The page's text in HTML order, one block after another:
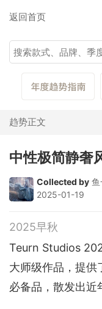
返回首页
趋势正文
中性极简静奢
Collected by 鱼
2025-01-19
2025早秋
Teurn Studios
大师级作品，提供
必备品，散发出近